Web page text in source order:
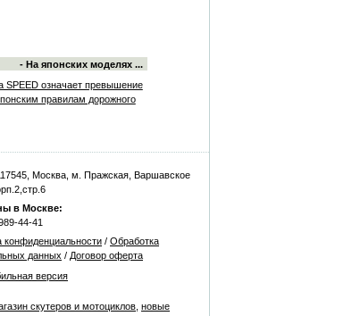
- На японских моделях ...
SPEED означает превышение
правилам дорожного
Москва, м. Пражская, Варшавское
в Москве:
44-41
конфиденциальности / Обработка
данных / Договор оферта
версия
скутеров и мотоциклов новые